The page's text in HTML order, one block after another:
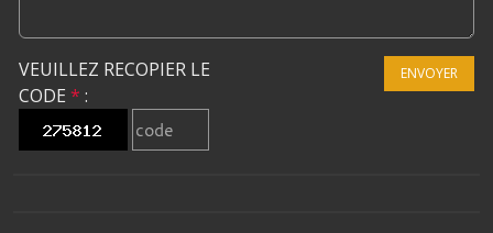
VEUILLEZ RECOPIER LE
CODE * :
ENVOYER